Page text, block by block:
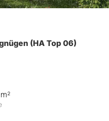
(HA Top 06)